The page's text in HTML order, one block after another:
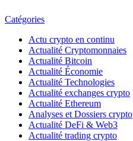
Catégories
Actu crypto en continu
Actualité Cryptomonnaies
Actualité Bitcoin
Actualité Économie
Actualité Technologies
Actualité exchanges crypto
Actualité Ethereum
Analyses et Dossiers crypto
Actualité DeFi & Web3
Actualité trading crypto